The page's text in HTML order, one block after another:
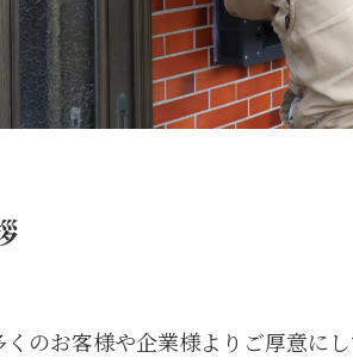
のお客様や企業様よりご厚意にし